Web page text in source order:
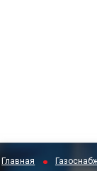
Главная